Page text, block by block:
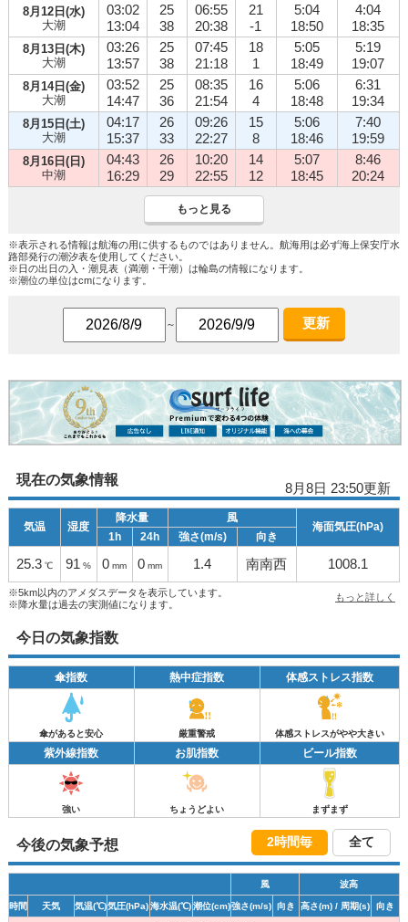
8月12日(水)
大潮
03:02
13:04
25
38
06:55
20:38
21
-1
5:04
18:50
4:04
18:35
8月13日(木)
大潮
03:26
13:57
25
38
07:45
21:18
18
1
5:05
18:49
5:19
19:07
8月14日(金)
大潮
03:52
14:47
25
36
08:35
21:54
16
4
5:06
18:48
6:31
19:34
8月15日(土)
大潮
04:17
15:37
26
33
09:26
22:27
15
8
5:06
18:46
7:40
19:59
8月16日(日)
中潮
04:43
16:29
26
29
10:20
22:55
14
12
5:07
18:45
8:46
20:24
もっと見る
※表示される情報は航海の用に供するものではありません。航海用は必ず海上保安庁水
路部発行の潮汐表を使用してください。
※日の出日の入・潮見表（満潮・干潮）は輪島の情報になります。
※潮位の単位はcmになります。
～ 更新
現在の気象情報
8月8日 23:50更新
気温 湿度
降水量 風
海面気圧(hPa)
1h 24h 強さ(m/s) 向き
25.3 ℃ 91 % 0 mm 0 mm 1.4 南南西 1008.1
※5km以内のアメダスデータを表示しています。
※降水量は過去の実測値になります。
もっと詳しく
今日の気象指数
傘指数 熱中症指数 体感ストレス指数
傘があると安心 厳重警戒 体感ストレスがやや大きい
紫外線指数 お肌指数 ビール指数
強い ちょうどよい まずまず
今後の気象予想 2時間毎 全て
風 波高
時間 天気 気温(℃)気圧(hPa) 海水温(℃)潮位(cm)強さ(m/s) 向き 高さ(m)/ 周期(s) 向き